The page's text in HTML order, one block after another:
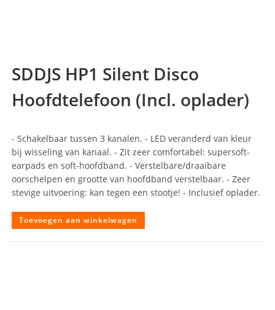
SDDJS HP1 Silent Disco
Hoofdtelefoon (Incl. oplader)
- Schakelbaar tussen 3 kanalen. - LED veranderd van kleur
bij wisseling van kanaal. - Zit zeer comfortabel: supersoft-
earpads en soft-hoofdband. - Verstelbare/draaibare
oorschelpen en grootte van hoofdband verstelbaar. - Zeer
stevige uitvoering: kan tegen een stootje! - Inclusief oplader.
Toevoegen aan winkelwagen